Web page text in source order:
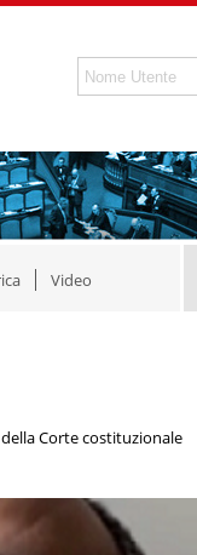
Video
Corte costituzionale